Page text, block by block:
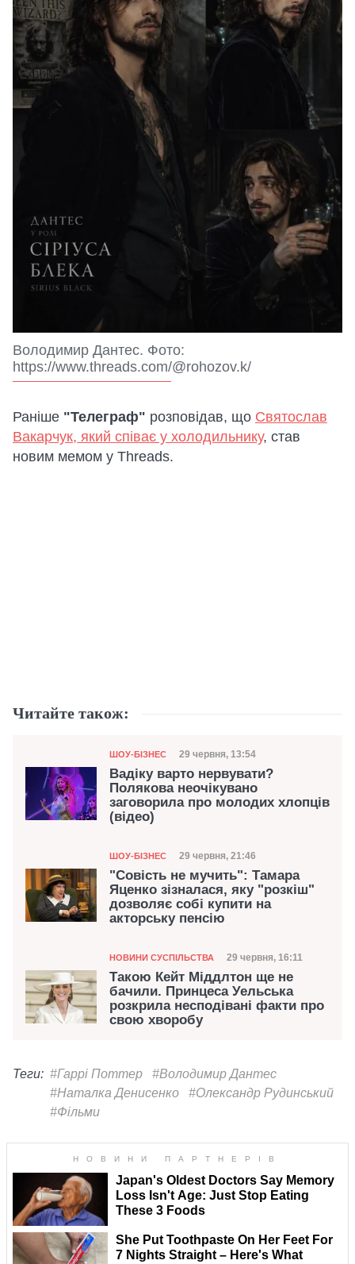
Володимир Дантес. Фото:
https://www.threads.com/@rohozov.k/
Раніше "Телеграф" розповідав, що Святослав
Вакарчук, який співає у холодильнику, став
новим мемом у Threads.
Читайте також:
Категорія
ШОУ-БІЗНЕС Дата публікації
29 червня, 13:54
Вадіку варто нервувати?
Полякова неочікувано
заговорила про молодих хлопців
(відео)
Категорія
ШОУ-БІЗНЕС Дата публікації
29 червня, 21:46
"Совість не мучить": Тамара
Яценко зізналася, яку "розкіш"
дозволяє собі купити на
акторську пенсію
Категорія
НОВИНИ СУСПІЛЬСТВА Дата публікації
29 червня, 16:11
Такою Кейт Міддлтон ще не
бачили. Принцеса Уельська
розкрила несподівані факти про
свою хворобу
Теги: #Гаррі Поттер
#Володимир Дантес
#Наталка Денисенко
#Олександр Рудинський
#Фільми